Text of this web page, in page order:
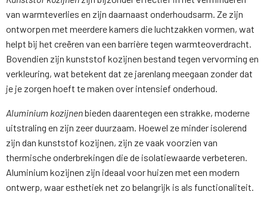
van warmteverlies en zijn daarnaast onderhoudsarm. Ze zijn
ontworpen met meerdere kamers die luchtzakken vormen, wat
helpt bij het creëren van een barrière tegen warmteoverdracht.
Bovendien zijn kunststof kozijnen bestand tegen vervorming en
verkleuring, wat betekent dat ze jarenlang meegaan zonder dat
je je zorgen hoeft te maken over intensief onderhoud.
Aluminium kozijnenbieden daarentegen een strakke, moderne
uitstraling en zijn zeer duurzaam. Hoewel ze minder isolerend
zijn dan kunststof kozijnen, zijn ze vaak voorzien van
thermische onderbrekingen die de isolatiewaarde verbeteren.
Aluminium kozijnen zijn ideaal voor huizen met een modern
ontwerp, waar esthetiek net zo belangrijk is als functionaliteit.